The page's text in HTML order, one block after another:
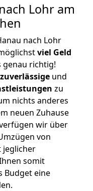
Lohr am
nach Lohr
viel Geld
genau richtig!
zuverlässige und
zu
nichts anderes
neuen Zuhause
wir über
von
jeglicher
somit
Budget eine